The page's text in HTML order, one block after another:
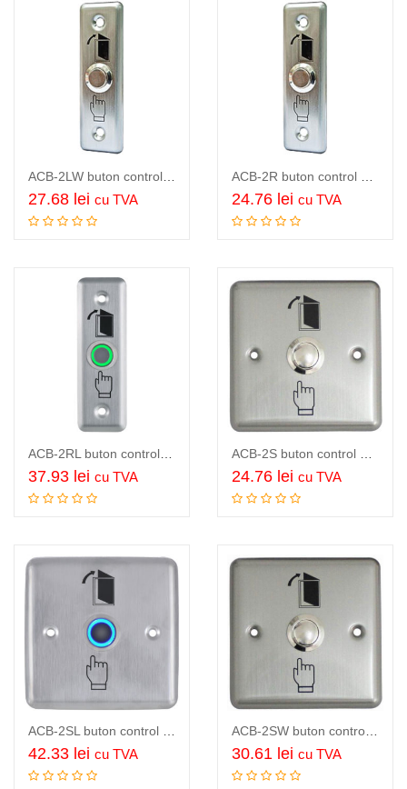
Citeste mai mult
27.68 lei cu TVA
Adauga in cos
24.76 lei cu TVA
Adauga in cos
37.93 lei cu TVA
Adauga in cos
24.76 lei cu TVA
Adauga in cos
42.33 lei cu TVA
Adauga in cos
30.61 lei cu TVA